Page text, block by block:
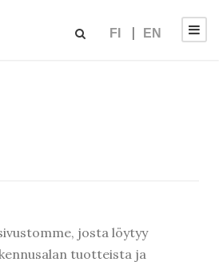
FI EN
josta löytyy
tuotteista ja